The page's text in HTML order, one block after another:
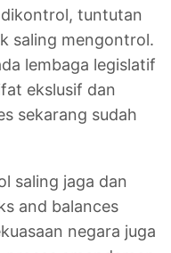
tuntutan
saling mengontrol.
lembaga legislatif
ekslusif dan
sekarang sudah
saling jaga dan
and balances
negara juga